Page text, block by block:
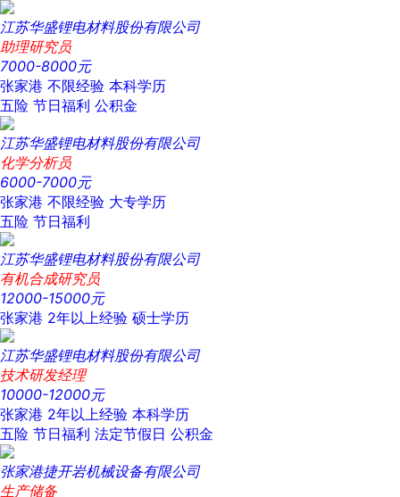
江苏华盛锂电材料股份有限公司
助理研究员
7000-8000元
张家港 不限经验 本科学历
五险 节日福利 公积金
江苏华盛锂电材料股份有限公司
化学分析员
6000-7000元
张家港 不限经验 大专学历
五险 节日福利
江苏华盛锂电材料股份有限公司
有机合成研究员
12000-15000元
张家港 2年以上经验 硕士学历
江苏华盛锂电材料股份有限公司
技术研发经理
10000-12000元
张家港 2年以上经验 本科学历
五险 节日福利 法定节假日 公积金
张家港捷开岩机械设备有限公司
生产储备